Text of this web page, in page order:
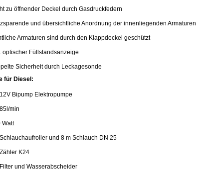
zu öffnender Deckel durch Gasdruckfedern
und übersichtliche Anordnung der innenliegenden Armaturen
Armaturen sind durch den Klappdeckel geschützt
optischer Füllstandsanzeige
Sicherheit durch Leckagesonde
für Diesel:
Bipump Elektropumpe
min
Watt
und 8 m Schlauch DN 25
K24
und Wasserabscheider